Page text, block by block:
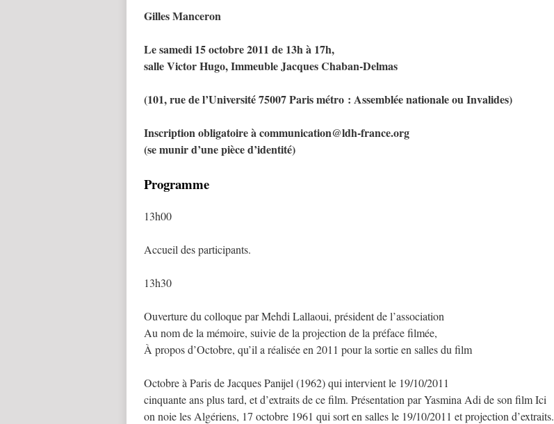
Gilles Manceron
Le samedi 15 octobre 2011 de 13h à 17h,
salle Victor Hugo, Immeuble Jacques Chaban-Delmas
(101, rue de l’Université 75007 Paris métro : Assemblée nationale ou Invalides)
Inscription obligatoire à communication@ldh-france.org
(se munir d’une pièce d’identité)
Programme
13h00
Accueil des participants.
13h30
Ouverture du colloque par Mehdi Lallaoui, président de l’association
Au nom de la mémoire, suivie de la projection de la préface filmée,
À propos d’Octobre, qu’il a réalisée en 2011 pour la sortie en salles du film
Octobre à Paris de Jacques Panijel (1962) qui intervient le 19/10/2011
cinquante ans plus tard, et d’extraits de ce film. Présentation par Yasmina Adi de son film Ici
on noie les Algériens, 17 octobre 1961 qui sort en salles le 19/10/2011 et projection d’extraits.